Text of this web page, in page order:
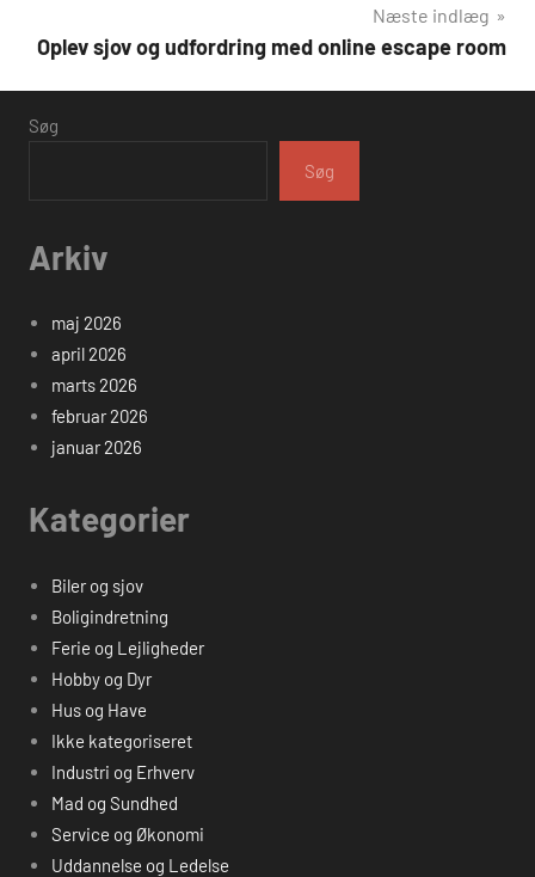
Næste indlæg
Oplev sjov og udfordring med online escape room
Søg
Søg
Arkiv
maj 2026
april 2026
marts 2026
februar 2026
januar 2026
Kategorier
Biler og sjov
Boligindretning
Ferie og Lejligheder
Hobby og Dyr
Hus og Have
Ikke kategoriseret
Industri og Erhverv
Mad og Sundhed
Service og Økonomi
Uddannelse og Ledelse